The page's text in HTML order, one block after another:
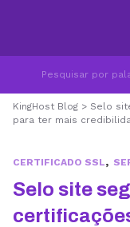
KingHost Blog > Selo
para ter mais
CERTIFICADO SSL,
Selo site